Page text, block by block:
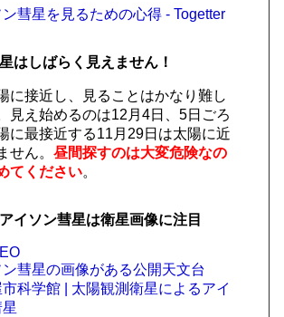
彗星を見るための心得 - Togetter
はしばらく見えません！
に接近し、見ることはかなり難し
見え始めるのは12月4日、5日ごろ
に最接近する11月29日は太陽に近
せん。 昼間探すのは大変危険なの
てください。
イソン彗星は衛星画像に注目
彗星の画像がある公開天文台
科学館 | 太陽観測衛星によるアイ